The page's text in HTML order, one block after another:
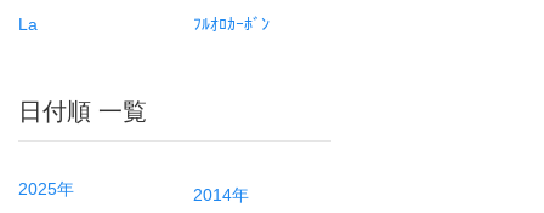
La
ﾌﾙｵﾛｶｰﾎﾞﾝ
日付順 一覧
2025年
2014年